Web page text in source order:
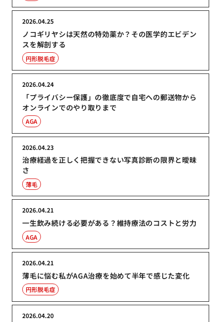
ノコギリヤシは天然の特効薬か？その医学的エビデン
スを解剖する
2026.04.25
円形脱毛症
「プライバシー保護」の徹底度で自宅への郵送物から
オンラインでのやり取りまで
2026.04.24
AGA
治療経過を正しく把握できない写真診断の限界と曖昧
さ
2026.04.23
薄毛
一生飲み続ける必要がある？維持療法のコストと労力
2026.04.21
AGA
薄毛に悩む私がAGA治療を始めて半年で感じた変化
2026.04.21
円形脱毛症
2026.04.20